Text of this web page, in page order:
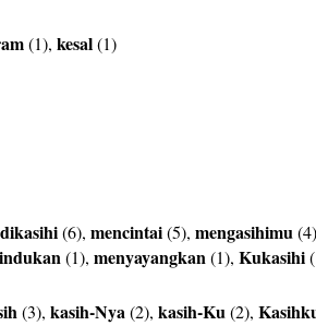
(1), kesal(1)
dikasihi(6), mencintai(5), mengasihimu
(1), menyayangkan(1), Kukasihi
(3), kasih-Nya(2), kasih-Ku(2),